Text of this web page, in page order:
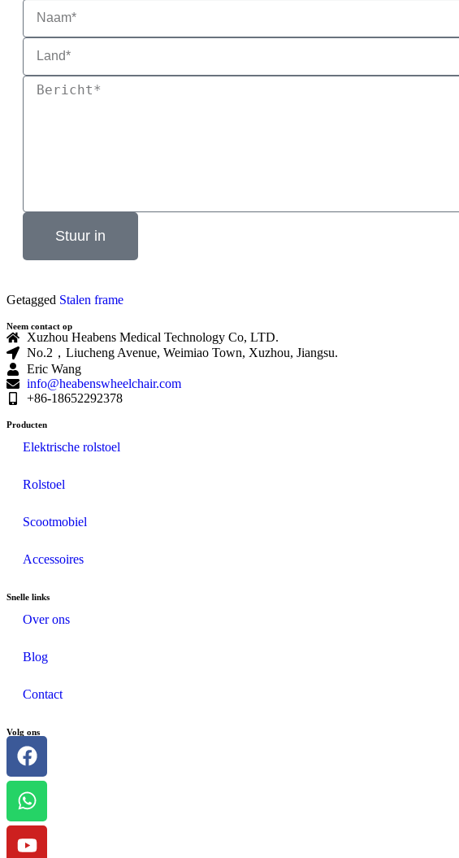
Stuur in
Getagged Stalen frame
Neem contact op
Xuzhou Heabens Medical Technology Co, LTD.
No.2，Liucheng Avenue, Weimiao Town, Xuzhou, Jiangsu.
Eric Wang
info@heabenswheelchair.com
+86-18652292378
Producten
Elektrische rolstoel
Rolstoel
Scootmobiel
Accessoires
Snelle links
Over ons
Blog
Contact
Volg ons